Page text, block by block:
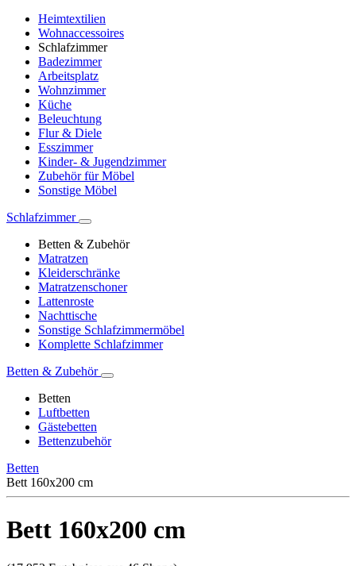
Heimtextilien
Wohnaccessoires
Schlafzimmer
Badezimmer
Arbeitsplatz
Wohnzimmer
Küche
Beleuchtung
Flur & Diele
Esszimmer
Kinder- & Jugendzimmer
Zubehör für Möbel
Sonstige Möbel
Schlafzimmer
Betten & Zubehör
Matratzen
Kleiderschränke
Matratzenschoner
Lattenroste
Nachttische
Sonstige Schlafzimmermöbel
Komplette Schlafzimmer
Betten & Zubehör
Betten
Luftbetten
Gästebetten
Bettenzubehör
Betten
Bett 160x200 cm
Bett 160x200 cm